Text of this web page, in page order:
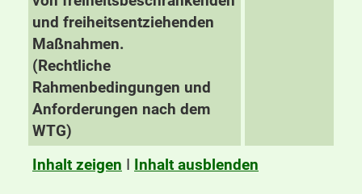
und freiheitsentziehenden
Maßnahmen.
(Rechtliche
Rahmenbedingungen und
Anforderungen nach dem
WTG)
Inhalt zeigen I Inhalt ausblenden